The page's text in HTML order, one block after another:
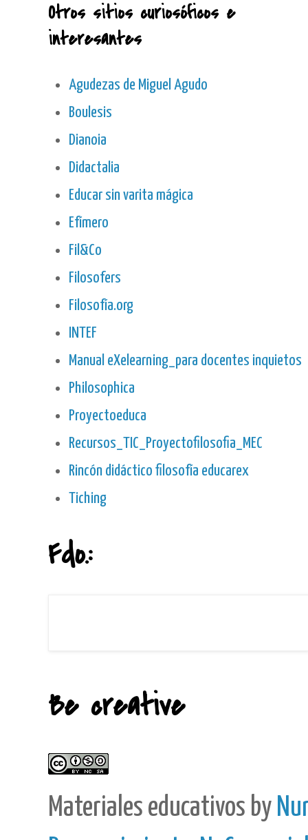
Otros sitios curiosóficos e
interesantes
Agudezas de Miguel Agudo
Boulesis
Dianoia
Didactalia
Educar sin varita mágica
Efímero
Fil&Co
Filosofers
Filosofía.org
INTEF
Manual eXelearning_para docentes inquietos
Philosophica
Proyectoeduca
Recursos_TIC_Proyectofilosofia_MEC
Rincón didáctico filosofía educarex
Tiching
Fdo.:
Be creative
Materiales educativos by